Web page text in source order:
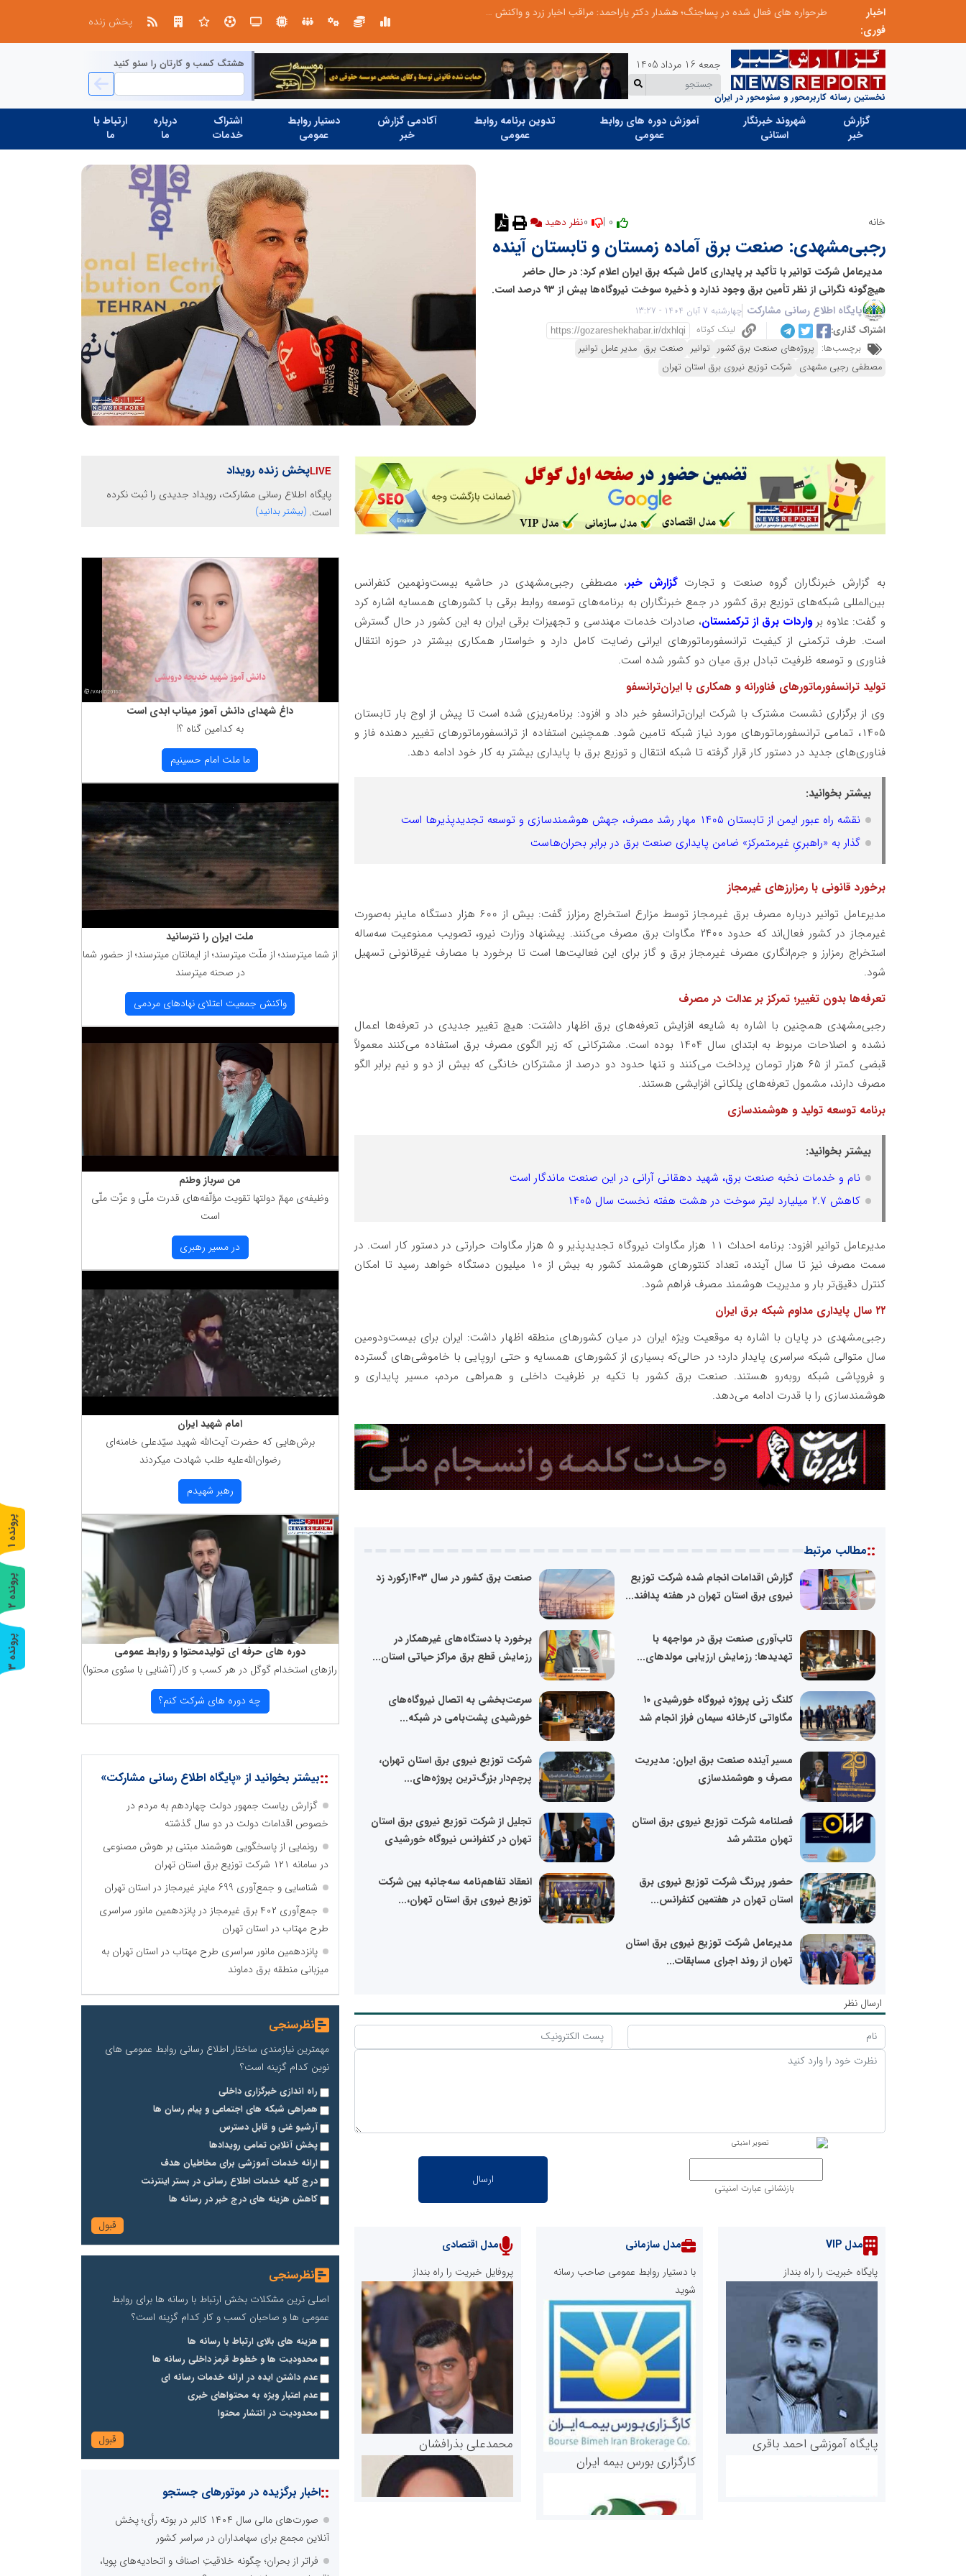
اخبار
فوری:
طرحواره های فعال شده در پساجنگ؛ هشدار دکتر یاراحمد: مراقب اخبار زرد و واکنش های هیجانی باشید
پخش زنده
نخستین رسانه کاربرمحور و سئومحور در ایران
جمعه 16 مرداد 1405 هشتگ کسب و کارتان را سئو کنید
گزارش
خبر
شهروند خبرنگار
استانی
آموزش دوره های روابط
عمومی
تدوین برنامه روابط
عمومی
آکادمی گزارش
خبر
دستیار روابط
عمومی
اشتراک
خدمات
درباره
ما
ارتباط با
ما
خانه
رجبی‌مشهدی: صنعت برق آماده زمستان و تابستان آینده
️ مدیرعامل شرکت توانیر با تأکید بر پایداری کامل شبکه برق ایران اعلام کرد: در حال حاضر
هیچ‌گونه نگرانی از نظر تأمین برق وجود ندارد و ذخیره سوخت نیروگاه‌ها بیش از ۹۳ درصد است.
پایگاه اطلاع رسانی مشارکت چهارشنبه 7 آبان 1404 - 13:27
اشتراک گذاری:
لینک کوتاه
برچسب‌ها: پروژه‌های صنعت برق کشور توانیر صنعت برق مدیر عامل توانیر
مصطفی رجبی مشهدی شرکت توزیع نیروی برق استان تهران
به گزارش خبرنگاران گروه صنعت و تجارت گزارش خبر، مصطفی رجبی‌مشهدی در حاشیه بیست‌ونهمین کنفرانس
بین‌المللی شبکه‌های توزیع برق کشور در جمع خبرنگاران به برنامه‌های توسعه روابط برقی با کشورهای همسایه اشاره کرد
و گفت: علاوه بر واردات برق از ترکمنستان، صادرات خدمات مهندسی و تجهیزات برقی ایران به این کشور در حال گسترش
است. طرف ترکمنی از کیفیت ترانسفورماتورهای ایرانی رضایت کامل دارد و خواستار همکاری بیشتر در حوزه انتقال
فناوری و توسعه ظرفیت تبادل برق میان دو کشور شده است.
تولید ترانسفورماتورهای فناورانه و همکاری با ایران‌ترانسفو
وی از برگزاری نشست مشترک با شرکت ایران‌ترانسفو خبر داد و افزود: برنامه‌ریزی شده است تا پیش از اوج بار تابستان
۱۴۰۵، تمامی ترانسفورماتورهای مورد نیاز شبکه تامین شود. همچنین استفاده از ترانسفورماتورهای تغییر دهنده فاز و
فناوری‌های جدید در دستور کار قرار گرفته تا شبکه انتقال و توزیع برق با پایداری بیشتر به کار خود ادامه دهد.
بیشتر بخوانید:
نقشه راه عبور ایمن از تابستان ۱۴۰۵ مهار رشد مصرف، جهش هوشمندسازی و توسعه تجدیدپذیرها است
گذار به «راهبریِ غیرمتمرکز» ضامن پایداری صنعت برق در برابر بحران‌هاست
برخورد قانونی با رمزارزهای غیرمجاز
مدیرعامل توانیر درباره مصرف برق غیرمجاز توسط مزارع استخراج رمزارز گفت: بیش از ۶۰۰ هزار دستگاه ماینر به‌صورت
غیرمجاز در کشور فعال‌اند که حدود ۲۴۰۰ مگاوات برق مصرف می‌کنند. پیشنهاد وزارت نیرو، تصویب ممنوعیت سه‌ساله
استخراج رمزارز و جرم‌انگاری مصرف غیرمجاز برق و گاز برای این فعالیت‌ها است تا برخورد با مصارف غیرقانونی تسهیل
شود.
تعرفه‌ها بدون تغییر؛ تمرکز بر عدالت در مصرف
رجبی‌مشهدی همچنین با اشاره به شایعه افزایش تعرفه‌های برق اظهار داشتت: هیچ تغییر جدیدی در تعرفه‌ها اعمال
نشده و اصلاحات مربوط به ابتدای سال ۱۴۰۴ بوده است. مشترکانی که زیر الگوی مصرف برق استفاده می‌کنند معمولاً
قبضی کمتر از ۶۵ هزار تومان پرداخت می‌کنند و تنها حدود دو درصد از مشترکان خانگی که بیش از دو و نیم برابر الگو
مصرف دارند، مشمول تعرفه‌های پلکانی افزایشی هستند.
برنامه توسعه تولید و هوشمندسازی
بیشتر بخوانید:
نام و خدمات نخبه صنعت برق، شهید دهقانی آرانی در این صنعت ماندگار است
کاهش ۲.۷ میلیارد لیتر سوخت در هشت هفته نخست سال ۱۴۰۵
مدیرعامل توانیر افزود: برنامه احداث ۱۱ هزار مگاوات نیروگاه تجدیدپذیر و ۵ هزار مگاوات حرارتی در دستور کار است. در
سمت مصرف نیز تا سال آینده، تعداد کنتورهای هوشمند کشور به بیش از ۱۰ میلیون دستگاه خواهد رسید تا امکان
کنترل دقیق‌تر بار و مدیریت هوشمند مصرف فراهم شود.
۲۲ سال پایداری مداوم شبکه برق ایران
رجبی‌مشهدی در پایان با اشاره به موقعیت ویژه ایران در میان کشورهای منطقه اظهار داشت: ایران برای بیست‌ودومین
سال متوالی شبکه سراسری پایدار دارد؛ در حالی‌که بسیاری از کشورهای همسایه و حتی اروپایی با خاموشی‌های گسترده
و فروپاشی شبکه روبه‌رو هستند. صنعت برق کشور با تکیه بر ظرفیت داخلی و همراهی مردم، مسیر پایداری و
هوشمندسازی را با قدرت ادامه می‌دهد.
::مطالب مرتبط
گزارش اقدامات انجام شده شرکت توزیع
نیروی برق استان تهران در هفته پدافند...
صنعت برق کشور در سال ۱۴۰۳رکورد زد
تاب‌آوری صنعت برق در مواجهه با
تهدیدها: رزمایش ارزیابی مولدهای...
برخورد با دستگاه‌های غیرهمکار در
رزمایش قطع برق مراکز حیاتی استان...
کلنگ زنی پروژه نیروگاه خورشیدی ۱۰
مگاواتی کارخانه سیمان فراز انجام شد
سرعت‌بخشی به اتصال نیروگاه‌های
خورشیدی پشت‌بامی در شبکه...
مسیر آینده صنعت برق ایران: مدیریت
مصرف و هوشمندسازی
شرکت توزیع نیروی برق استان تهران،
پرچم‌دار بزرگ‌ترین پروژه‌های...
فصلنامه شرکت توزیع نیروی برق استان
تهران منتشر شد
تجلیل از شرکت توزیع نیروی برق استان
تهران در کنفرانس نیروگاه خورشیدی
حضور پررنگ شرکت توزیع نیروی برق
استان تهران در هفتمین کنفرانس...
انعقاد تفاهم‌نامه سه‌جانبه بین شرکت
توزیع نیروی برق استان تهران،...
مدیرعامل شرکت توزیع نیروی برق استان
تهران از روند اجرای مسابقات...
ارسال نظر
بازنشانی عبارت امنیتی
مدل VIP
پایگاه خبریت را راه بنداز
پایگاه آموزشی احمد باقری
مدل سازمانی
با دستیار روابط عمومی صاحب رسانه
شوید
کارگزاری بورس بیمه ایران
مدل اقتصادی
پروفایل خبریت را راه بنداز
محمدعلی بذرافشان
پخش زنده رویداد
پایگاه اطلاع رسانی مشارکت، رویداد جدیدی را ثبت نکرده
است. (بیشتر بدانید)
داغ شهدای دانش آموز میناب ابدی است
به كدامین گناه ؟!
ما ملت امام حسینیم
ملت ایران را نترسانید
از شما میترسند؛ از ملّت میترسند؛ از ایمانتان میترسند؛ از حضور شما
در صحنه میترسند
واكنش جمعیت اعتلای نهادهای مردمی
من سرباز وطنم
وظیفه‌ی مهمّ دولتها تقویت مؤلّفه‌های قدرت ملّی و عزّت ملّی
است
در مسیر رهبری
امام شهید ایران
برش‌هایی كه حضرت آیت‌الله شهید سیّدعلی خامنه‌ای
رضوان‌الله‌علیه طلب شهادت میكردند
رهبر شهیدم
دوره های حرفه ای تولیدمحتوا و روابط عمومی
رازهای استخدام گوگل در هر كسب و كار (آشنایی با سئوی محتوا)
چه دوره های شركت كنم؟
::بیشتر بخوانید از «پایگاه اطلاع رسانی مشارکت»
گزارش ریاست جمهور دولت چهاردهم به مردم در
خصوص اقدامات دولت در دو سال گذشته
رونمایی از پاسخگویی هوشمند مبتنی بر هوش مصنوعی
در سامانه ۱۲۱ شرکت توزیع برق استان تهران
شناسایی و جمع‌آوری 699 ماینر غیرمجاز در استان تهران
جمع‌آوری ۴۰۲ برق غیرمجاز در پانزدهمین مانور سراسری
طرح مهتاب در استان تهران
پانزدهمین مانور سراسری طرح مهتاب در استان تهران به
میزبانی منطقه برق دماوند
نظرسنجی
مهمترین نیازمندی ساختار اطلاع رسانی روابط عمومی های
نوین کدام گزینه است؟
راه اندازی خبرگزاری داخلی
همراهی شبکه های اجتماعی و پیام رسان ها
آرشیو غنی و قابل دسترس
پخش آنلاین تمامی رویدادها
ارائه خدمات آموزشی برای مخاطیان هدف
درج کلیه خدمات اطلاع رسانی در بستر اینترنت
کاهش هزینه های درج خبر در رسانه ها
نظرسنجی
اصلی ترین مشکلات بخش ارتباط با رسانه ها برای روابط
عمومی ها و صاحبان کسب و کار کدام گزینه است؟
هزینه های بالای ارتباط با رسانه ها
محدودیت ها و خطوط قرمز داخلی رسانه ها
عدم داشتن ایده در ارائه خدمات رسانه ای
عدم اعتبار ویژه به محتواهای خبری
محدودیت در انتشار محتوا
::اخبار برگزیده در موتورهای جستجو
صورت‌های مالی سال ۱۴۰۴ کالبر در بوته رأی؛ پخش
آنلاین مجمع برای سهامداران در سراسر کشور
فراتر از بحران؛ چگونه خلاقیتِ اصناف و اتحادیه‌های پویا،
پ
ر
و
ن
د
ه
1
پ
ر
و
ن
د
ه
2
پ
ر
و
ن
د
ه
3